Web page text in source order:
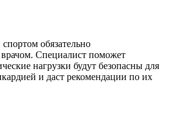
обязательно
врачом. Специалист поможет
нагрузки будут безопасны для
и даст рекомендации по их